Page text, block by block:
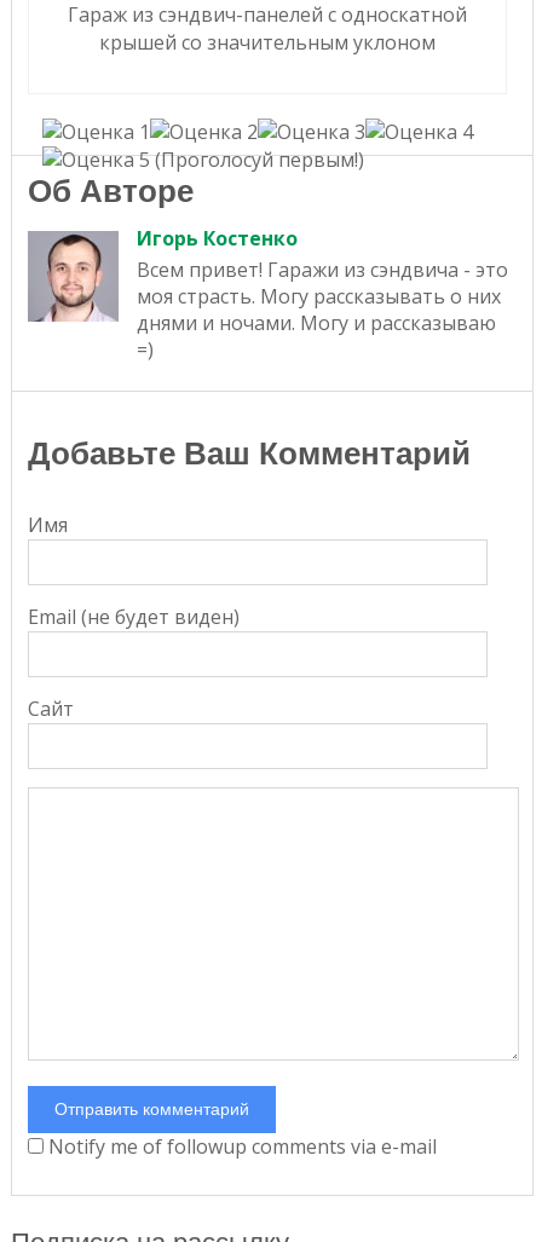
Гараж из сэндвич-панелей с односкатной
крышей со значительным уклоном
(Проголосуй первым!)
Об Авторе
Игорь Костенко
Всем привет! Гаражи из сэндвича - это
моя страсть. Могу рассказывать о них
днями и ночами. Могу и рассказываю
=)
Добавьте Ваш Комментарий
Имя
Email (не будет виден)
Сайт
Notify me of followup comments via e-mail